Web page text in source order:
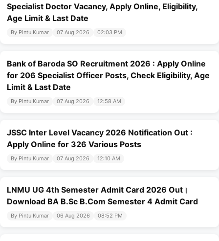
Specialist Doctor Vacancy, Apply Online, Eligibility,
Age Limit & Last Date
By Pintu Kumar 07 Aug 2026 02:03 PM
Bank of Baroda SO Recruitment 2026 : Apply Online
for 206 Specialist Officer Posts, Check Eligibility, Age
Limit & Last Date
By Pintu Kumar 07 Aug 2026 12:58 AM
JSSC Inter Level Vacancy 2026 Notification Out :
Apply Online for 326 Various Posts
By Pintu Kumar 07 Aug 2026 12:10 AM
LNMU UG 4th Semester Admit Card 2026 Out।
Download BA B.Sc B.Com Semester 4 Admit Card
By Pintu Kumar 06 Aug 2026 08:52 PM